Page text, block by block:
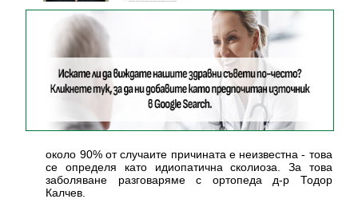
около 90% от случаите причината е неизвестна - това
се определя като идиопатична сколиоза. За това
заболяване разговаряме с ортопеда д-р Тодор
Калчев.